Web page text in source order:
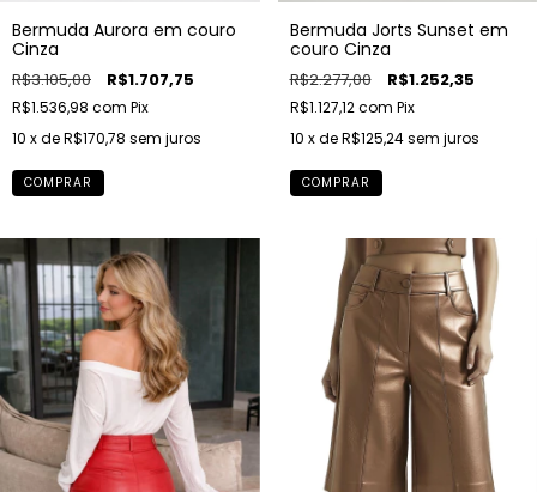
Bermuda Aurora em couro
Cinza
R$3.105,00 R$1.707,75
R$1.536,98 com Pix
10 x deR$170,78 sem juros
COMPRAR
Bermuda Jorts Sunset em
couro Cinza
R$2.277,00 R$1.252,35
R$1.127,12com Pix
10 x deR$125,24 sem juros
COMPRAR